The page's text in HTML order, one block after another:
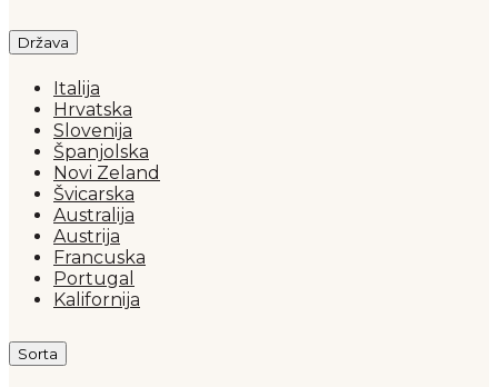
Država
Italija
Hrvatska
Slovenija
Španjolska
Novi Zeland
Švicarska
Australija
Austrija
Francuska
Portugal
Kalifornija
Sorta